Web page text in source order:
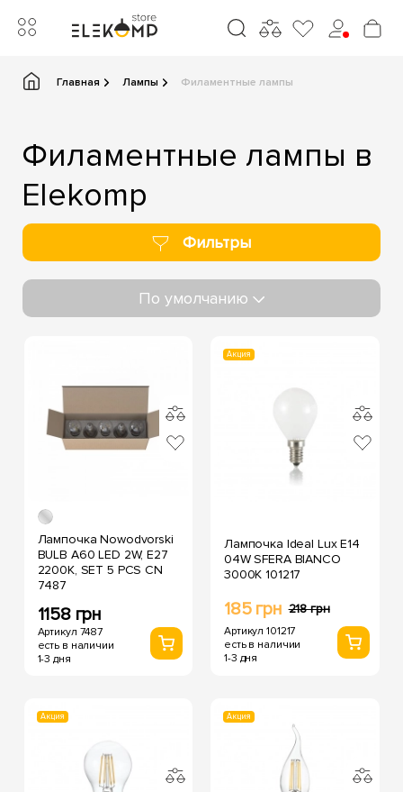
Главная Лампы Филаментные лампы
Филаментные лампы в
Elekomp
Фильтры
По умолчанию
Лампочка Nowodvorski
BULB A60 LED 2W, E27
2200K, SET 5 PCS CN
7487
1158 грн
Артикул 7487
есть в наличии
1-3 дня
Акция
Лампочка Ideal Lux E14
04W SFERA BIANCO
3000K 101217
185 грн 218 грн
Артикул 101217
есть в наличии
1-3 дня
Акция Акция